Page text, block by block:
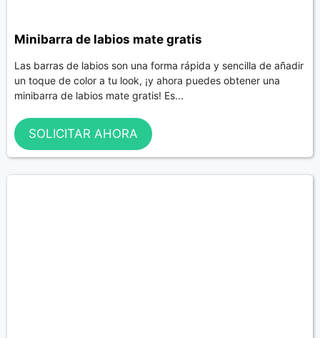
Minibarra de labios mate gratis
Las barras de labios son una forma rápida y sencilla de añadir
un toque de color a tu look, ¡y ahora puedes obtener una
minibarra de labios mate gratis! Es...
SOLICITAR AHORA